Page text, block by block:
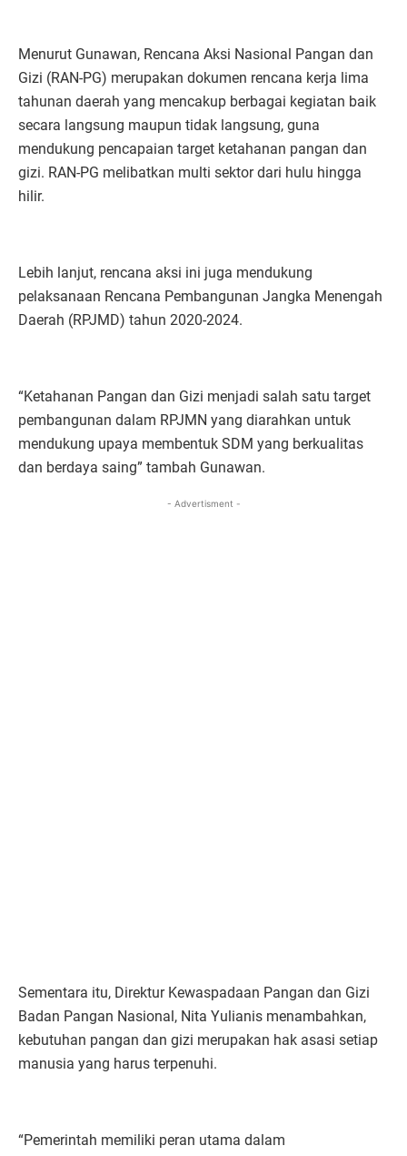
Menurut Gunawan, Rencana Aksi Nasional Pangan dan
Gizi (RAN-PG) merupakan dokumen rencana kerja lima
tahunan daerah yang mencakup berbagai kegiatan baik
secara langsung maupun tidak langsung, guna
mendukung pencapaian target ketahanan pangan dan
gizi. RAN-PG melibatkan multi sektor dari hulu hingga
hilir.
Lebih lanjut, rencana aksi ini juga mendukung
pelaksanaan Rencana Pembangunan Jangka Menengah
Daerah (RPJMD) tahun 2020-2024.
“Ketahanan Pangan dan Gizi menjadi salah satu target
pembangunan dalam RPJMN yang diarahkan untuk
mendukung upaya membentuk SDM yang berkualitas
dan berdaya saing” tambah Gunawan.
- Advertisment -
Sementara itu, Direktur Kewaspadaan Pangan dan Gizi
Badan Pangan Nasional, Nita Yulianis menambahkan,
kebutuhan pangan dan gizi merupakan hak asasi setiap
manusia yang harus terpenuhi.
“Pemerintah memiliki peran utama dalam